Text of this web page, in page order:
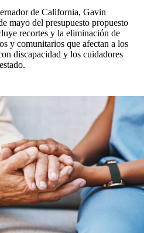
de California, Gavin
mayo del presupuesto propuesto
recortes y la eliminación de
y comunitarios que afectan a los
discapacidad y los cuidadores